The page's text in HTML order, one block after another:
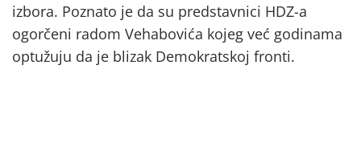
izbora. Poznato je da su predstavnici HDZ-a
ogorčeni radom Vehabovića kojeg već godinama
optužuju da je blizak Demokratskoj fronti.